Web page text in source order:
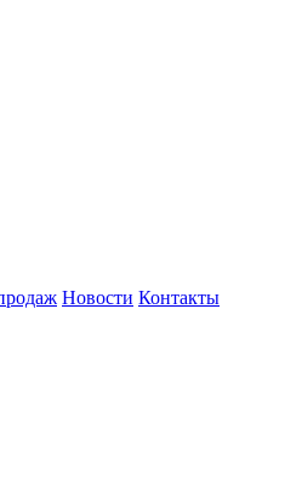
Новости Контакты